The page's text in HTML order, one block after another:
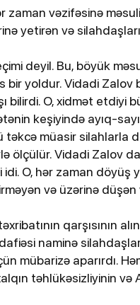
zaman vəzifəsinə
yetirən və
deyil. Bu, böyük
bir yoldur. Vidadi
bilirdi. O, xidmət etdiyi
keşiyində ayıq-
müasir silahlarla
ölçülür. Vidadi Zalov
O, hər zaman döyüş
və üzərinə
qarşısının
naminə
mübarizə aparırdı.
təhlükəsizliyinin və